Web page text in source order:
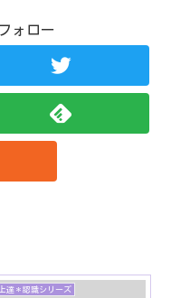
ォロー
達＊認識シリーズ